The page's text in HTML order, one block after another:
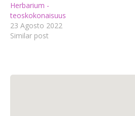
Herbarium -
teoskokonaisuus
23 Agosto 2022
Similar post